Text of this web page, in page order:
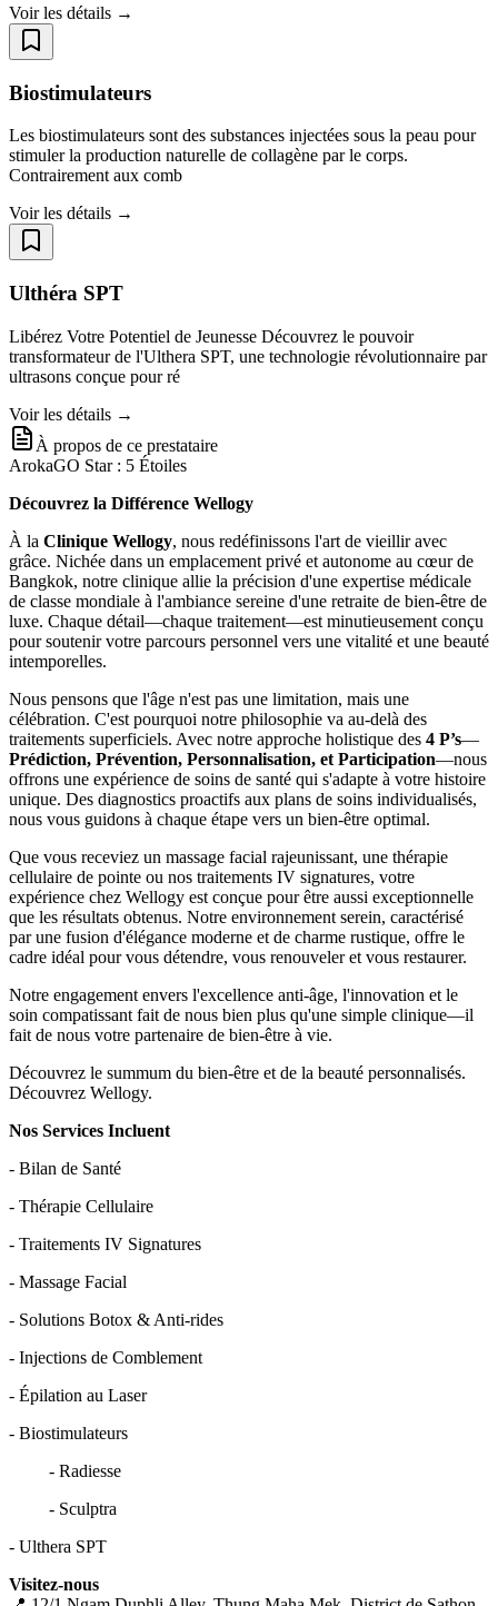
Voir les détails →
Biostimulateurs
Les biostimulateurs sont des substances injectées sous la peau pour
stimuler la production naturelle de collagène par le corps.
Contrairement aux comb
Voir les détails →
Ulthéra SPT
Libérez Votre Potentiel de Jeunesse Découvrez le pouvoir
transformateur de l'Ulthera SPT, une technologie révolutionnaire par
ultrasons conçue pour ré
Voir les détails →
À propos de ce prestataire
ArokaGO Star : 5 Étoiles
Découvrez la Différence Wellogy
À la Clinique Wellogy, nous redéfinissons l'art de vieillir avec
grâce. Nichée dans un emplacement privé et autonome au cœur de
Bangkok, notre clinique allie la précision d'une expertise médicale
de classe mondiale à l'ambiance sereine d'une retraite de bien-être de
luxe. Chaque détail—chaque traitement—est minutieusement conçu
pour soutenir votre parcours personnel vers une vitalité et une beauté
intemporelles.
Nous pensons que l'âge n'est pas une limitation, mais une
célébration. C'est pourquoi notre philosophie va au-delà des
traitements superficiels. Avec notre approche holistique des 4 P’s—
Prédiction, Prévention, Personnalisation, et Participation—nous
offrons une expérience de soins de santé qui s'adapte à votre histoire
unique. Des diagnostics proactifs aux plans de soins individualisés,
nous vous guidons à chaque étape vers un bien-être optimal.
Que vous receviez un massage facial rajeunissant, une thérapie
cellulaire de pointe ou nos traitements IV signatures, votre
expérience chez Wellogy est conçue pour être aussi exceptionnelle
que les résultats obtenus. Notre environnement serein, caractérisé
par une fusion d'élégance moderne et de charme rustique, offre le
cadre idéal pour vous détendre, vous renouveler et vous restaurer.
Notre engagement envers l'excellence anti-âge, l'innovation et le
soin compatissant fait de nous bien plus qu'une simple clinique—il
fait de nous votre partenaire de bien-être à vie.
Découvrez le summum du bien-être et de la beauté personnalisés.
Découvrez Wellogy.
Nos Services Incluent
- Bilan de Santé
- Thérapie Cellulaire
- Traitements IV Signatures
- Massage Facial
- Solutions Botox & Anti-rides
- Injections de Comblement
- Épilation au Laser
- Biostimulateurs
- Radiesse
- Sculptra
- Ulthera SPT
Visitez-nous